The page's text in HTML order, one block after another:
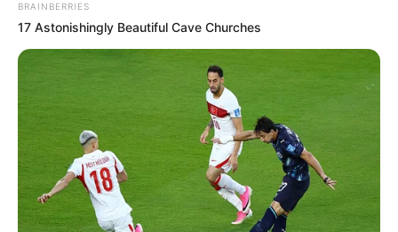
4. Selain sofa bentuk L, ada juga yang menggunakan
sofa dengan bentuk lurus saja. Seberang meja bisa
ditambahkan kursi biar muat banyak
BRAINBERRIES
17 Astonishingly Beautiful Cave Churches